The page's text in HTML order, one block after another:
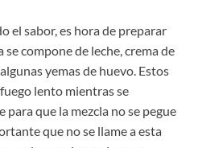
el sabor, es hora de preparar
se compone de leche, crema de
yemas de huevo. Estos
lento mientras se
que la mezcla no se pegue
que no se llame a esta